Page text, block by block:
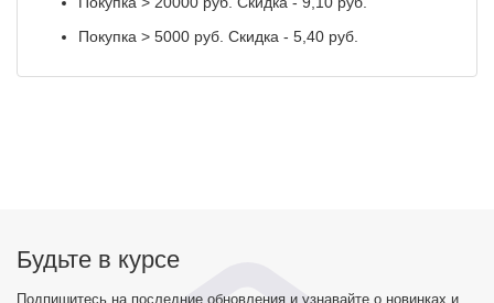
Покупка > 5000 руб. Скидка - 5,40 руб.
Будьте в курсе
Подпишитесь на последние обновления и узнавайте о новинках и